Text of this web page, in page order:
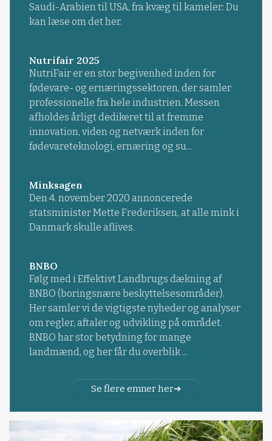
Saudi-Arabien til USA, fra kvæg til kameler: Du
kan læse om det her.
Nutrifair 2025
NutriFair er en stor begivenhed inden for
fødevare- og ernæringssektoren, der samler
professionelle fra hele industrien. Messen
afholdes årligt dedikeret til at fremme
innovation, viden og netværk inden for
fødevareteknologi, ernæring og su...
Minksagen
Den 4. november 2020 annoncerede
statsminister Mette Frederiksen, at alle mink i
Danmark skulle aflives.
BNBO
Følg med i Effektivt Landbrugs dækning af
BNBO (boringsnære beskyttelsesområder).
Her samler vi de vigtigste nyheder og analyser
om regler, aftaler og udvikling på området.
BNBO har stor betydning for mange
landmænd, og her får du overblik ...
Se flere emner her